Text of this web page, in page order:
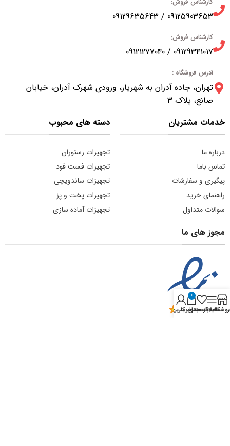
09125903653 / 09129635643
کارشناس فروش:
09129341017 / 09121277040
آدرس فروشگاه :
تهران، جاده آدران به شهریار، ورودی شهرک آدران، خیابان
صانع، پلاک 3
خدمات مشتریان
درباره ما
تماس باما
پیگیری و سفارشات
راهنمای خرید
سوالات متداول
دسته های محبوب
تجهیزات رستوران
تجهیزات فست فود
تجهیزات ساندویچی
تجهیزات پخت و پز
تجهیزات آماده سازی
مجوز های ما
سایدبار
علاقه مندی
0
سبد خرید
حساب کاربری من